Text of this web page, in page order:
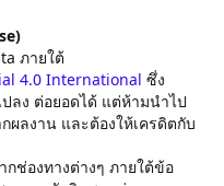
ภายใต้
4.0 International ซึ่ง
ลง ต่อยอดได้ แต่ห้ามนำไป
ผลงาน และต้องให้เครดิตกับ
ช่องทางต่างๆ ภายใต้ข้อ